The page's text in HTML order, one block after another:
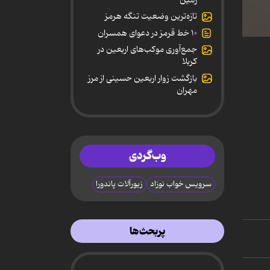
0
تازه‌ترین وضعیت تنگه هرمز
۱۰ خط قرمز در دعوای همسران
جمع‌آوری موکب‌های اربعین در
کربلا
بازگشت زوار اربعین حسینی از مرز
مهران
وب‌گردی
سرویس خواب نوزاد زیورآلات پاندورا
پربحث‌ها